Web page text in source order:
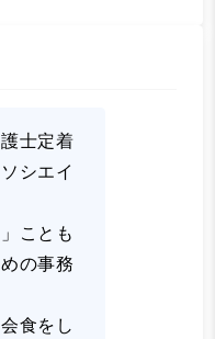
士定着
シエイ
ことも
の事務
食をし